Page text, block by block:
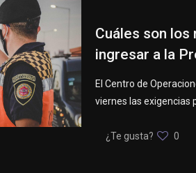
Cuáles son
ingresar a la
El Centro de
viernes las exigencias
¿Te gusta? 0